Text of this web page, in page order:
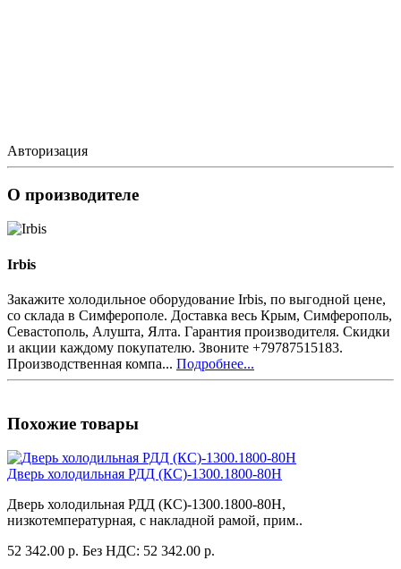
Авторизация
О производителе
Irbis
Закажите холодильное оборудование Irbis, по выгодной цене,
со склада в Симферополе. Доставка весь Крым, Симферополь,
Севастополь, Алушта, Ялта. Гарантия производителя. Скидки
и акции каждому покупателю. Звоните +79787515183.
Производственная компа... Подробнее...
Похожие товары
Дверь холодильная РДД (КС)-1300.1800-80Н
Дверь холодильная РДД (КС)-1300.1800-80Н,
низкотемпературная, с накладной рамой, прим..
52 342.00 р. Без НДС: 52 342.00 р.